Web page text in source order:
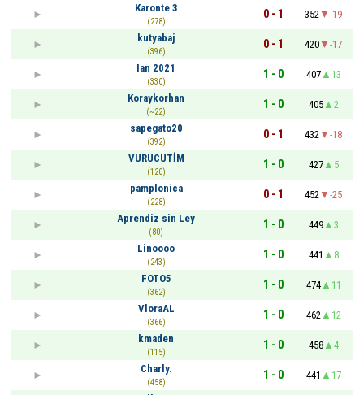
Karonte 3
(278)
0 - 1 352
-19
kutyabaj
(396)
0 - 1 420
-17
Ian 2021
(330)
1 - 0 407
13
Koraykorhan
(~22)
1 - 0 405
2
sapegato20
(392)
0 - 1 432
-18
VURUCUTİM
(120)
1 - 0 427
5
pamplonica
(228)
0 - 1 452
-25
Aprendiz sin Ley
(80)
1 - 0 449
3
Linoooo
(243)
1 - 0 441
8
FOTO5
(362)
1 - 0 474
11
VloraAL
(366)
1 - 0 462
12
kmaden
(115)
1 - 0 458
4
Charly.
(458)
1 - 0 441
17